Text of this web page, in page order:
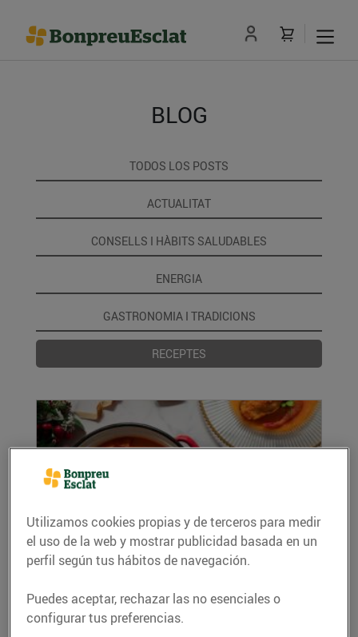
BLOG
TODOS LOS POSTS
ACTUALITAT
CONSELLS I HÀBITS SALUDABLES
ENERGIA
GASTRONOMIA I TRADICIONS
RECEPTES
Lluç en salsa vermella i gambes
Ingredients (per a 4 persones): 1 peça de lluç
400 g 4 cullerades de tomàquet fregit 1...
Utilizamos cookies propias y de terceros para medir
el uso de la web y mostrar publicidad basada en un
perfil según tus hábitos de navegación.
Puedes aceptar, rechazar las no esenciales o
configurar tus preferencias.